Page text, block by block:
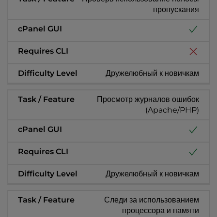
пропускания
Дружелюбный к новичкам
Просмотр журналов ошибок
(Apache/PHP)
Дружелюбный к новичкам
Следи за использованием
процессора и памяти